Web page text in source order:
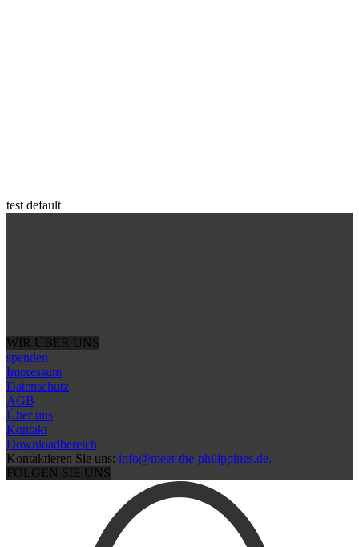
test default
WIR ÜBER UNS
spenden
Impressum
Datenschutz
AGB
Über uns
Kontakt
Downloadbereich
Kontaktieren Sie uns: info@meet-the-philippines.de.
FOLGEN SIE UNS